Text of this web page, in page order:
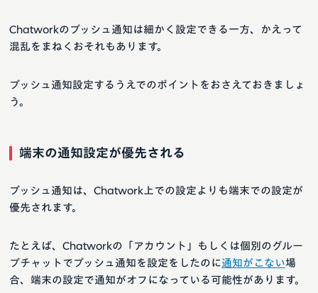
Chatworkのプッシュ通知は細かく設定できる一方、かえって
混乱をまねくおそれもあります。
プッシュ通知設定するうえでのポイントをおさえておきましょ
う。
端末の通知設定が優先される
プッシュ通知は、Chatwork上での設定よりも端末での設定が
優先されます。
たとえば、Chatworkの「アカウント」もしくは個別のグルー
プチャットでプッシュ通知を設定をしたのに通知がこない場
合、端末の設定で通知がオフになっている可能性があります。